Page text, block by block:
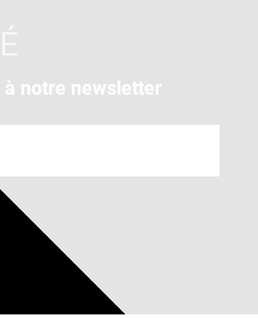
notre newsletter